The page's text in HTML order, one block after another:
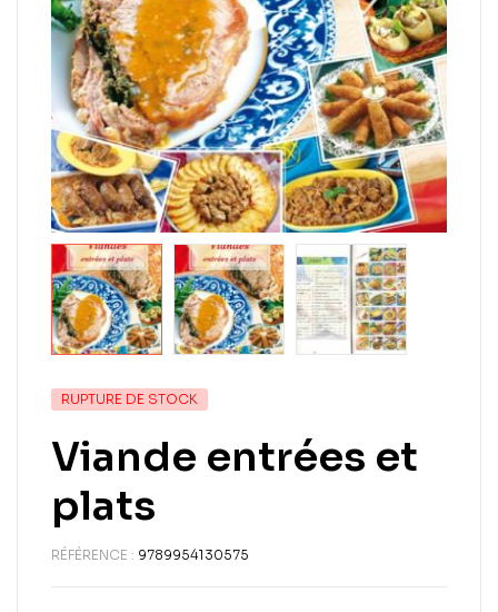
RUPTURE DE STOCK
Viande entrées et
plats
RÉFÉRENCE : 9789954130575